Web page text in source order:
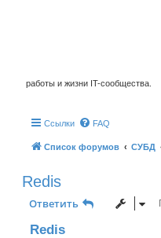
работы и жизни IT-сообщества.
Ссылки FAQ
Список форумов СУБД
Redis
Ответить
Redis